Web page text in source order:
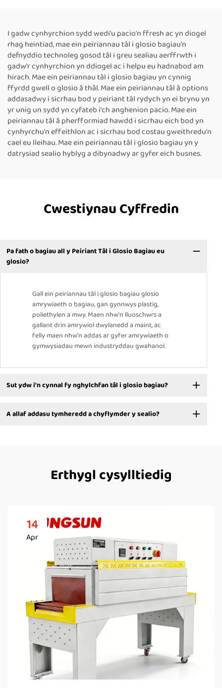
Peiriannau Tôgio Thermol
Arweiniol ar gyfer Pecynu
Bwyd
Tôgio Band Parhaus
Thermol
I gadw cynhyrchion sydd wedi'u pacio'n ffresh ac yn diogel
rhag heintiad, mae ein peiriannau tâl i glosio bagiau'n
defnyddio technoleg gosod tâl i greu sealiau aerffrwth i
gadw'r cynhyrchion yn ddiogel ac i helpu eu hadnabod am
hirach. Mae ein peiriannau tâl i glosio bagiau yn cynnig
ffyrdd gwell o glosio â thâl. Mae ein peiriannau tâl â options
addasadwy i sicrhau bod y peiriant tâl rydych yn ei brynu yn
yr unig un sydd yn cyfateb i'ch anghenion pacio. Mae ein
peiriannau tâl â pherfformiad hawdd i sicrhau eich bod yn
cynhyrchu'n effeithlon ac i sicrhau bod costau gweithredu'n
cael eu lleihau. Mae ein peiriannau tâl i glosio bagiau yn y
datrysiad sealio hyblyg a dibynadwy ar gyfer eich busnes.
Cwestiynau Cyffredin
Pa fath o bagiau all y Peiriant Tâl i Glosio Bagiau eu
glosio?
Gall ein peiriannau tâl i glosio bagiau glosio
amrywiaeth o bagiau, gan gynnwys plastig,
poliethylen a mwy. Maen nhw'n lluoschwrs a
gallant drin amrywiol dwylanedd a maint, ac
felly maen nhw'n addas ar gyfer amrywiaeth o
gymwysiadau mewn industryddau gwahanol.
Sut ydw i'n cynnal fy nghylchfan tâl i glosio bagiau?
A allaf addasu tymheredd a chyflymder y sealio?
Erthygl cysylltiedig
14
Apr